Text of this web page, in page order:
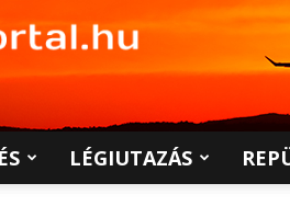
LÉGIUTAZÁS